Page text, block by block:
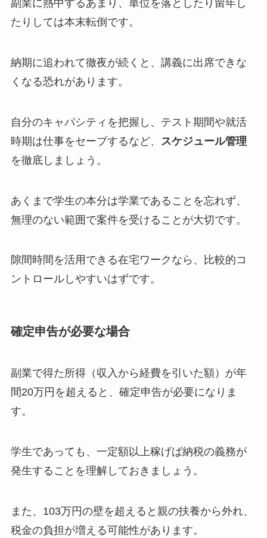
副業に熱中するあまり、単位を落としたり留年し
たりしては本末転倒です。
納期に追われて徹夜が続くと、講義に出席できな
くなる恐れがあります。
自分のキャパシティを把握し、テスト期間や就活
時期は仕事をセーブするなど、
スケジュール管理
を徹底しましょう。
あくまで学生の本分は学業であることを忘れず、
無理のない範囲で案件を受けることが大切です。
隙間時間を活用できる在宅ワークなら、比較的コ
ントロールしやすいはずです。
確定申告が必要な場合
副業で得た所得（収入から経費を引いた額）が年
間20万円を超えると、確定申告が必要になりま
す。
学生であっても、一定額以上稼げば納税の義務が
発生することを理解しておきましょう。
また、103万円の壁を超えると親の扶養から外れ、
税金の負担が増える可能性があります。